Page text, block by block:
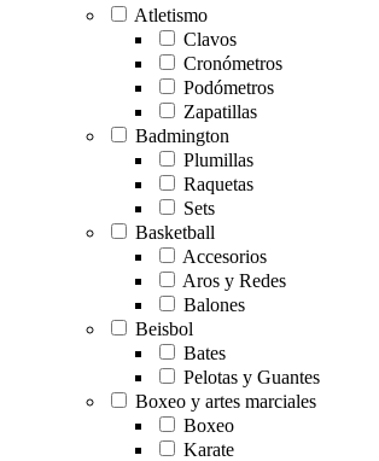
Atletismo
Clavos
Cronómetros
Podómetros
Zapatillas
Badmington
Plumillas
Raquetas
Sets
Basketball
Accesorios
Aros y Redes
Balones
Beisbol
Bates
Pelotas y Guantes
Boxeo y artes marciales
Boxeo
Karate